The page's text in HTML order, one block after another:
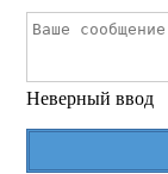
Неверный ввод